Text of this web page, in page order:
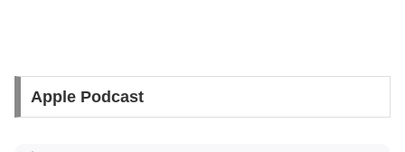
Apple Podcast